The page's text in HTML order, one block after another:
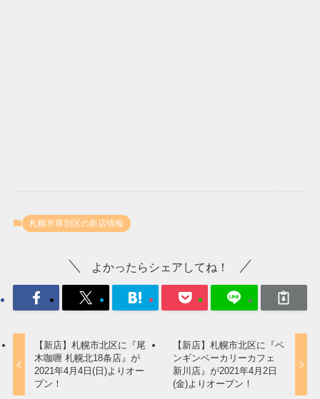
札幌市厚別区の新店情報
よかったらシェアしてね！
【新店】札幌市北区に『尾
木咖喱 札幌北18条店』が
2021年4月4日(日)よりオー
プン！
【新店】札幌市北区に『ペ
ンギンベーカリーカフェ
新川店』が2021年4月2日
(金)よりオープン！